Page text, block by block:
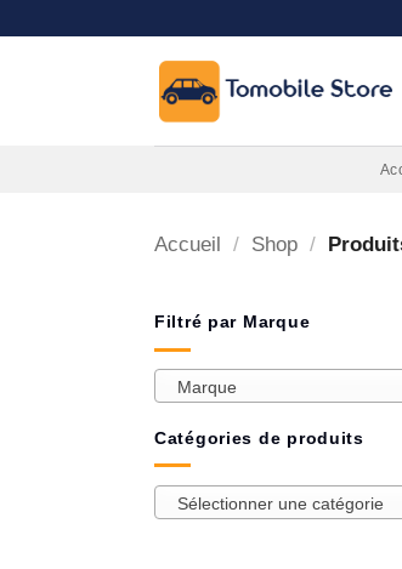
au
Accueil / Shop /
Filtré par Marque
Marque
Catégories de produits
Sélectionner une catégorie